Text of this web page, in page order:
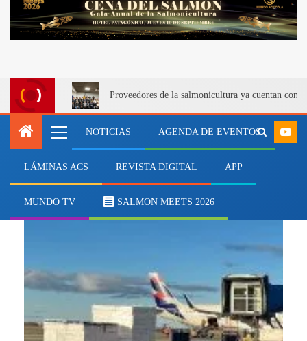
Proveedores de la salmonicultura ya cuentan con
NOTICIAS AGENDA DE EVENTOS
LÁMINAS ACS REVISTA DIGITAL APP
MUNDO TV SALMON MEETS 2026
Exportaciones